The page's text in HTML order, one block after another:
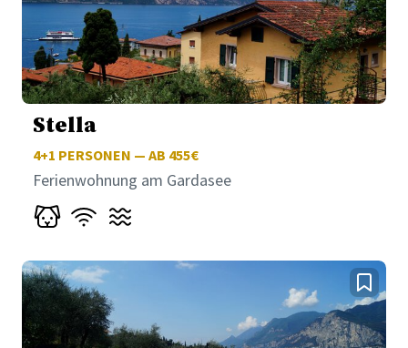
Stella
4+1 PERSONEN — AB 455€
Ferienwohnung am Gardasee